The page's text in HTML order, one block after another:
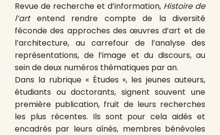
Revue de recherche et d’information, Histoire de
l’artentend rendre compte de la diversité
féconde des approches des œuvres d’art et de
l’architecture, au carrefour de l’analyse des
représentations, de l’image et du discours, au
sein de deux numéros thématiques par an.
Dans la rubrique « Études », les jeunes auteurs,
étudiants ou doctorants, signent souvent une
première publication, fruit de leurs recherches
les plus récentes. Ils sont pour cela aidés et
encadrés par leurs aînés, membres bénévoles